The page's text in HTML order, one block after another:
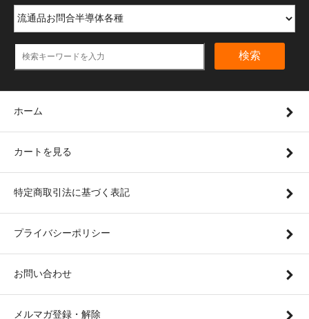
検索
ホーム
カートを見る
特定商取引法に基づく表記
プライバシーポリシー
お問い合わせ
メルマガ登録・解除